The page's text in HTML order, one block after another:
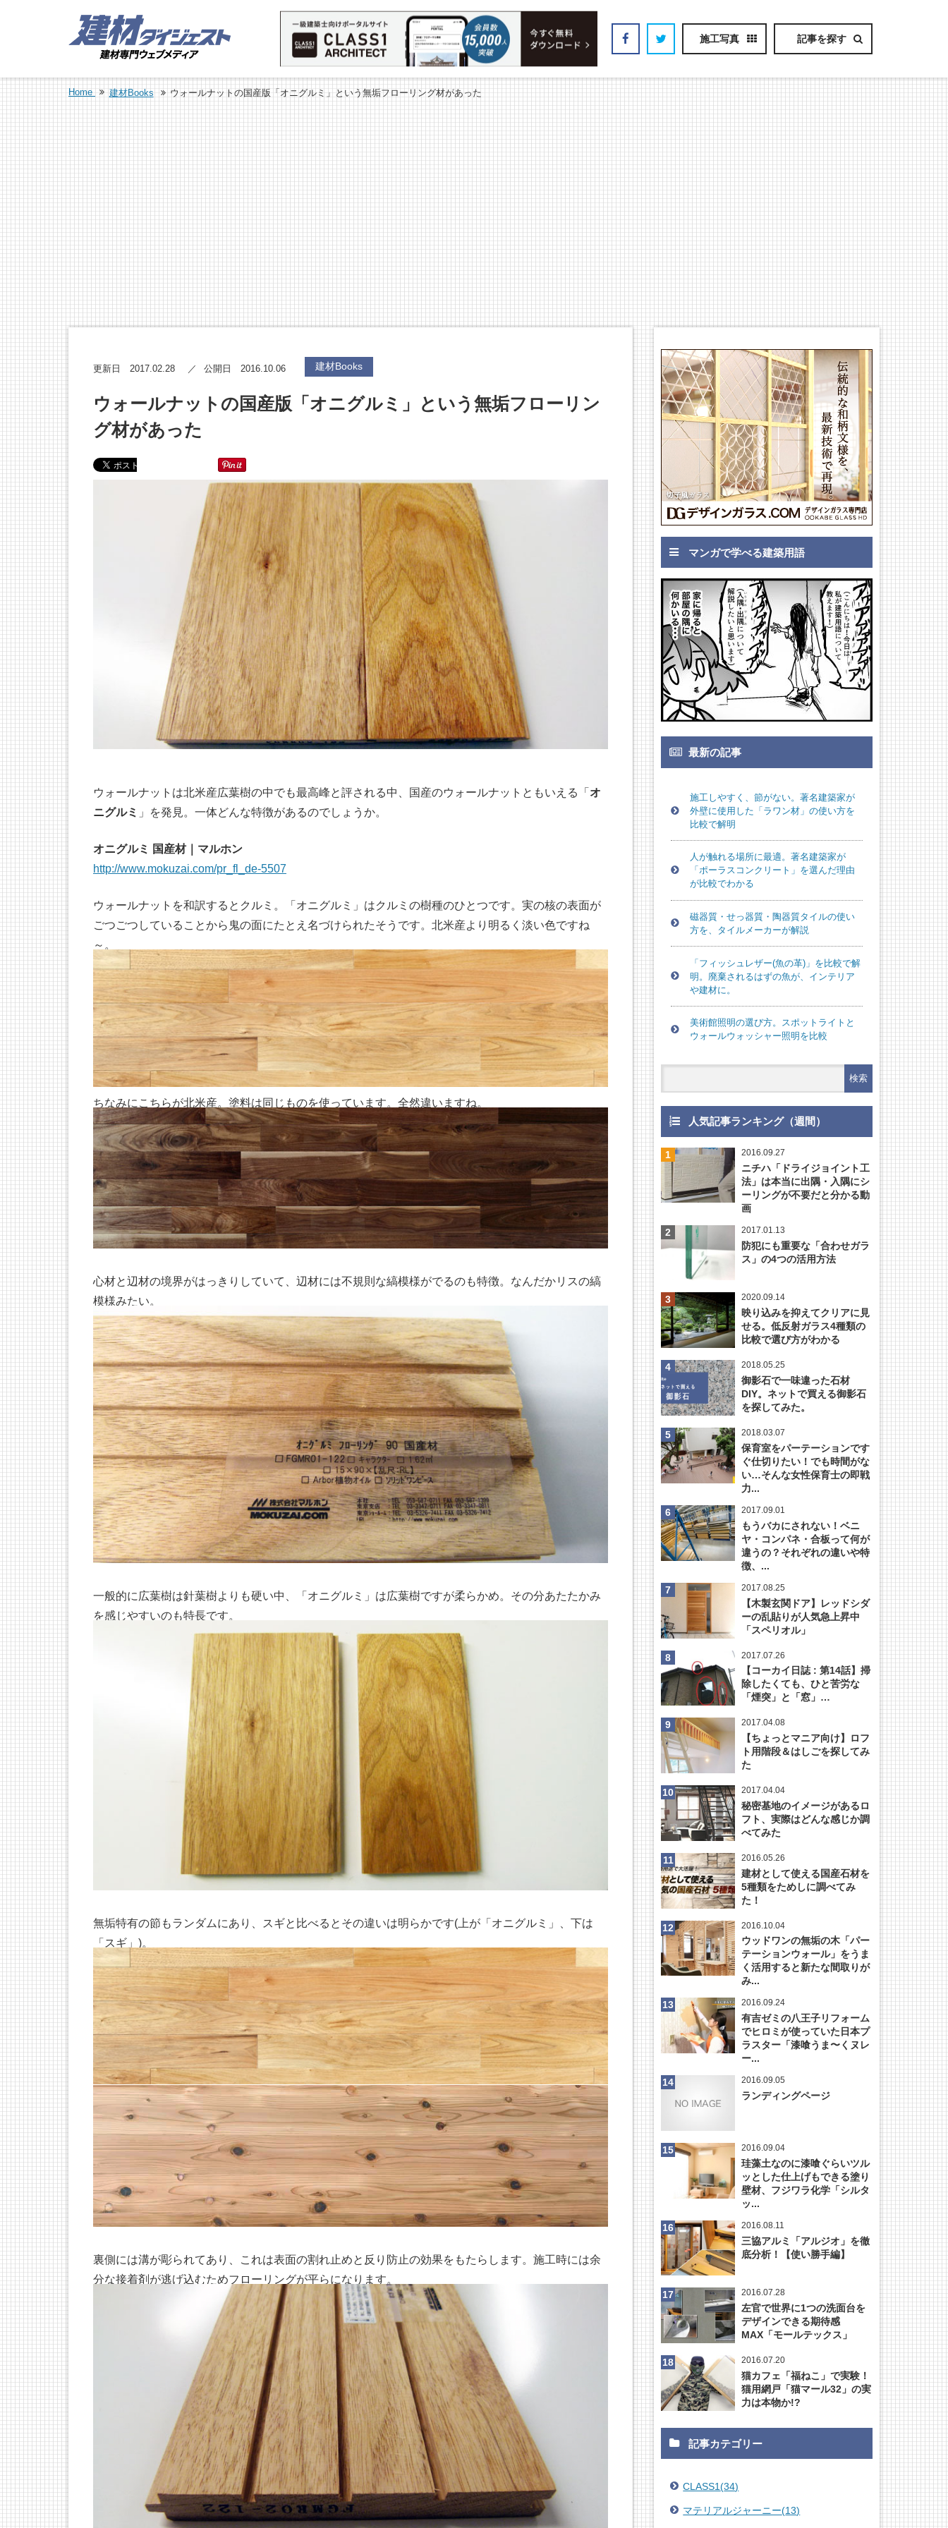
施工写真 記事を探す
Home 建材Books ウォールナットの国産版「オニグルミ」という無垢フローリング材があった
更新日 2017.02.28 公開日 2016.10.06 建材Books
ウォールナットの国産版「オニグルミ」という無垢フローリン
グ材があった
ウォールナットは北米産広葉樹の中でも最高峰と評される中、国産のウォールナットともいえる「 オ
ニグルミ 」を発見。一体どんな特徴があるのでしょうか。
オニグルミ 国産材｜マルホン
http://www.mokuzai.com/pr_fl_de-5507
ウォールナットを和訳するとクルミ。「オニグルミ」はクルミの樹種のひとつです。実の核の表面が
ごつごつしていることから鬼の面にたとえ名づけられたそうです。北米産より明るく淡い色ですね
～。
ちなみにこちらが北米産。塗料は同じものを使っています。全然違いますね。
心材と辺材の境界がはっきりしていて、辺材には不規則な縞模様がでるのも特徴。なんだかリスの縞
模様みたい。
一般的に広葉樹は針葉樹よりも硬い中、「オニグルミ」は広葉樹ですが柔らかめ。その分あたたかみ
を感じやすいのも特長です。
無垢特有の節もランダムにあり、スギと比べるとその違いは明らかです(上が「オニグルミ」、下は
「スギ」)。
裏側には溝が彫られてあり、これは表面の割れ止めと反り防止の効果をもたらします。施工時には余
分な接着剤が逃げ込むためフローリングが平らになります。
マンガで学べる建築用語
最新の記事
施工しやすく、節がない。著名建築家が
外壁に使用した「ラワン材」の使い方を
比較で解明
人が触れる場所に最適。著名建築家が
「ポーラスコンクリート」を選んだ理由
が比較でわかる
磁器質・せっ器質・陶器質タイルの使い
方を、タイルメーカーが解説
「フィッシュレザー(魚の革)」を比較で解
明。廃棄されるはずの魚が、インテリア
や建材に。
美術館照明の選び方。スポットライトと
ウォールウォッシャー照明を比較
人気記事ランキング（週間）
2016.09.27
ニチハ「ドライジョイント工
法」は本当に出隅・入隅にシ
ーリングが不要だと分かる動
画
2017.01.13
防犯にも重要な「合わせガラ
ス」の4つの活用方法
2020.09.14
映り込みを抑えてクリアに見
せる。低反射ガラス4種類の
比較で選び方がわかる
2018.05.25
御影石で一味違った石材
DIY。ネットで買える御影石
を探してみた。
2018.03.07
保育室をパーテーションです
ぐ仕切りたい！でも時間がな
い…そんな女性保育士の即戦
力...
2017.09.01
もうバカにされない！ベニ
ヤ・コンパネ・合板って何が
違うの？それぞれの違いや特
徴、...
2017.08.25
【木製玄関ドア】レッドシダ
ーの乱貼りが人気急上昇中
「スペリオル」
2017.07.26
【コーカイ日誌 : 第14話】掃
除したくても、ひと苦労な
「煙突」と「窓」…
2017.04.08
【ちょっとマニア向け】ロフ
ト用階段＆はしごを探してみ
た
2017.04.04
秘密基地のイメージがあるロ
フト、実際はどんな感じか調
べてみた
2016.05.26
建材として使える国産石材を
5種類をためしに調べてみ
た！
2016.10.04
ウッドワンの無垢の木「パー
テーションウォール」をうま
く活用すると新たな間取りが
み...
2016.09.24
有吉ゼミの八王子リフォーム
でヒロミが使っていた日本プ
ラスター「漆喰うま〜くヌレ
ー...
2016.09.05
ランディングページ
2016.09.04
珪藻土なのに漆喰ぐらいツル
ッとした仕上げもできる塗り
壁材、フジワラ化学「シルタ
ッ...
2016.08.11
三協アルミ「アルジオ」を徹
底分析！【使い勝手編】
2016.07.28
左官で世界に1つの洗面台を
デザインできる期待感
MAX「モールテックス」
2016.07.20
猫カフェ「福ねこ」で実験！
猫用網戸「猫マール32」の実
力は本物か!?
記事カテゴリー
CLASS1(34)
マテリアルジャーニー(13)